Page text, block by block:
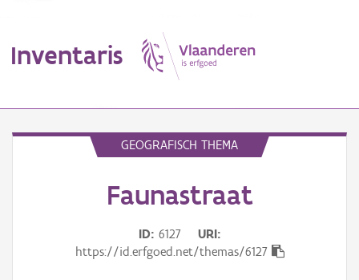
Inventaris
GEOGRAFISCH THEMA
Faunastraat
ID 6127
URI
https://id.erfgoed.net/themas/6127